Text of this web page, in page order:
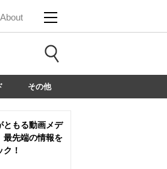
About
その他
ともる動画メデ
最先端の情報を
ク！